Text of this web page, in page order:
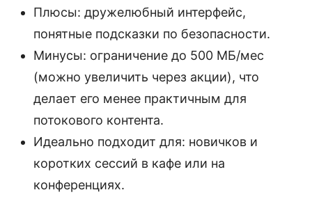
Плюсы: дружелюбный интерфейс,
понятные подсказки по безопасности.
Минусы: ограничение до 500 МБ/мес
(можно увеличить через акции), что
делает его менее практичным для
потокового контента.
Идеально подходит для: новичков и
коротких сессий в кафе или на
конференциях.